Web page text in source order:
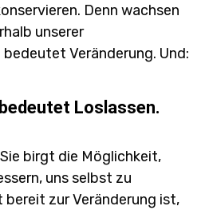
Denn wachsen
unserer
Veränderung. Und:
Loslassen.
birgt die Möglichkeit,
uns selbst zu
bereit zur Veränderung ist,